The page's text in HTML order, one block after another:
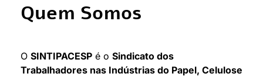
Quem Somos
O SINTIPACESP é o Sindicato dos
Trabalhadores nas Indústrias do Papel, Celulose